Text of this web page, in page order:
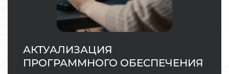
АКТУАЛИЗАЦИЯ
ПРОГРАММНОГО ОБЕСПЕЧЕНИЯ